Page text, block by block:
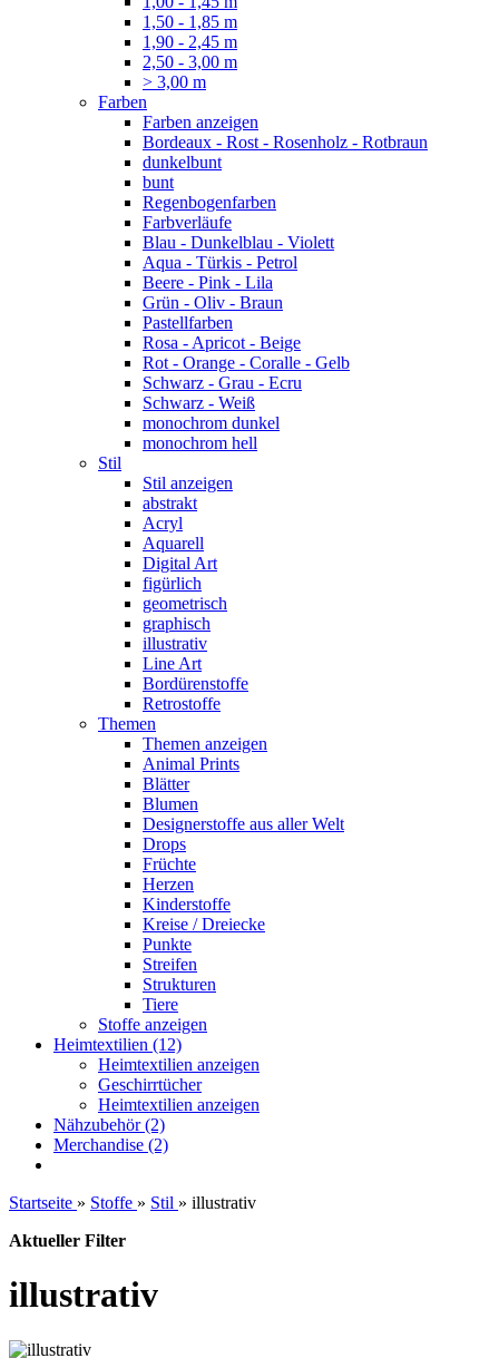
1,50 - 1,85 m
1,90 - 2,45 m
2,50 - 3,00 m
> 3,00 m
Farben
Farben anzeigen
Bordeaux - Rost - Rosenholz - Rotbraun
dunkelbunt
bunt
Regenbogenfarben
Farbverläufe
Blau - Dunkelblau - Violett
Aqua - Türkis - Petrol
Beere - Pink - Lila
Grün - Oliv - Braun
Pastellfarben
Rosa - Apricot - Beige
Rot - Orange - Coralle - Gelb
Schwarz - Grau - Ecru
Schwarz - Weiß
monochrom dunkel
monochrom hell
Stil
Stil anzeigen
abstrakt
Acryl
Aquarell
Digital Art
figürlich
geometrisch
graphisch
illustrativ
Line Art
Bordürenstoffe
Retrostoffe
Themen
Themen anzeigen
Animal Prints
Blätter
Blumen
Designerstoffe aus aller Welt
Drops
Früchte
Herzen
Kinderstoffe
Kreise / Dreiecke
Punkte
Streifen
Strukturen
Tiere
Stoffe anzeigen
Heimtextilien (12)
Heimtextilien anzeigen
Geschirrtücher
Heimtextilien anzeigen
Nähzubehör (2)
Merchandise (2)
Startseite » Stoffe » Stil » illustrativ
Aktueller Filter
illustrativ